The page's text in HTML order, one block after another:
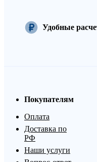
Удобные
Покупателям
Оплата
Доставка по
РФ
Наши услуги